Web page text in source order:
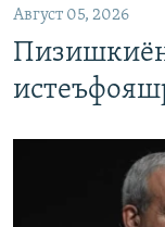
Август 05, 2026
Пизишкиён